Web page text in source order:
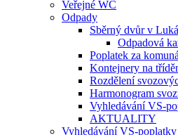
Veřejné WC
Odpady
Sběrný dvůr v
Odpadová
Poplatek za
Kontejnery na
Rozdělení
Harmonogram
Vyhledávání VS-
AKTUALITY
Vyhledávání VS-poplatky